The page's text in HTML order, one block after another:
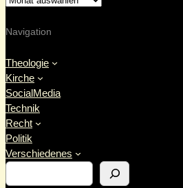
Navigation
Theologie
Kirche
SocialMedia
Technik
Recht
Politik
Verschiedenes
S
u